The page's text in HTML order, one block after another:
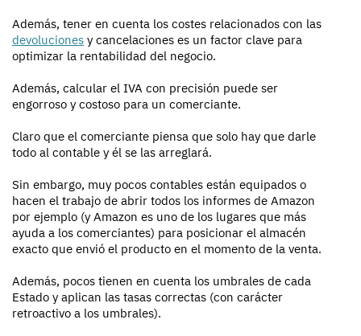
Además, tener en cuenta los costes relacionados con las
devoluciones y cancelaciones es un factor clave para
optimizar la rentabilidad del negocio.
Además, calcular el IVA con precisión puede ser
engorroso y costoso para un comerciante.
Claro que el comerciante piensa que solo hay que darle
todo al contable y él se las arreglará.
Sin embargo, muy pocos contables están equipados o
hacen el trabajo de abrir todos los informes de Amazon
por ejemplo (y Amazon es uno de los lugares que más
ayuda a los comerciantes) para posicionar el almacén
exacto que envió el producto en el momento de la venta.
Además, pocos tienen en cuenta los umbrales de cada
Estado y aplican las tasas correctas (con carácter
retroactivo a los umbrales).